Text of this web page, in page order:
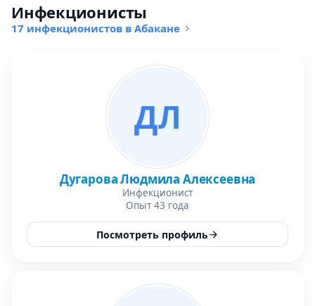
Инфекционисты
17 инфекционистов в Абакане
ДЛ
Дугарова Людмила Алексеевна
Инфекционист
Опыт 43 года
Посмотреть профиль